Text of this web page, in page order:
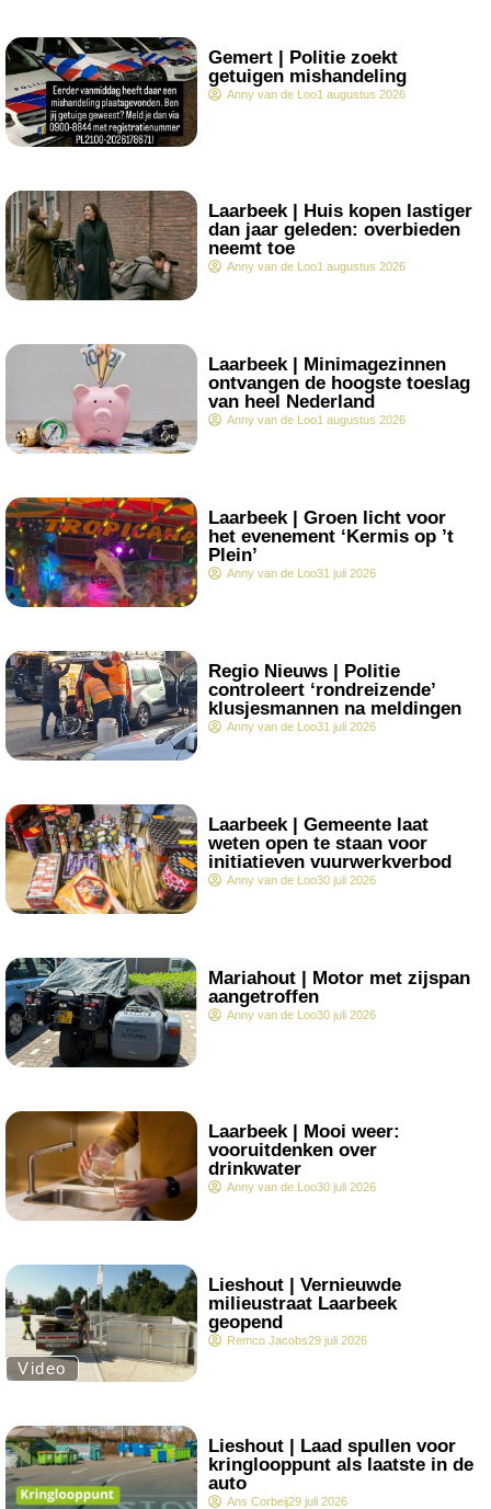
.
Gemert | Politie zoekt
getuigen mishandeling
Anny van de Loo1 augustus 2026
Laarbeek | Huis kopen lastiger
dan jaar geleden: overbieden
neemt toe
Anny van de Loo1 augustus 2026
.
Laarbeek | Minimagezinnen
ontvangen de hoogste toeslag
van heel Nederland
Anny van de Loo1 augustus 2026
.
Laarbeek | Groen licht voor
het evenement ‘Kermis op ’t
Plein’
Anny van de Loo31 juli 2026
.
Regio Nieuws | Politie
controleert ‘rondreizende’
klusjesmannen na meldingen
Anny van de Loo31 juli 2026
.
Laarbeek | Gemeente laat
weten open te staan voor
initiatieven vuurwerkverbod
Anny van de Loo30 juli 2026
.
Mariahout | Motor met zijspan
aangetroffen
Anny van de Loo30 juli 2026
.
Laarbeek | Mooi weer:
vooruitdenken over
drinkwater
Anny van de Loo30 juli 2026
.
Video
Lieshout | Vernieuwde
milieustraat Laarbeek
geopend
Remco Jacobs29 juli 2026
.
Lieshout | Laad spullen voor
kringlooppunt als laatste in de
auto
Ans Corbeij29 juli 2026